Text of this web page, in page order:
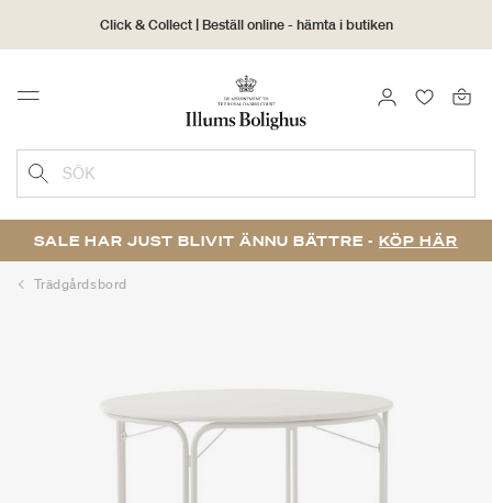
Click & Collect | Beställ online - hämta i butiken
30 dagars returrätt
Menu LOGGA IN
SÖK
SALE HAR JUST BLIVIT ÄNNU BÄTTRE - KÖP HÄR
Trädgårdsbord